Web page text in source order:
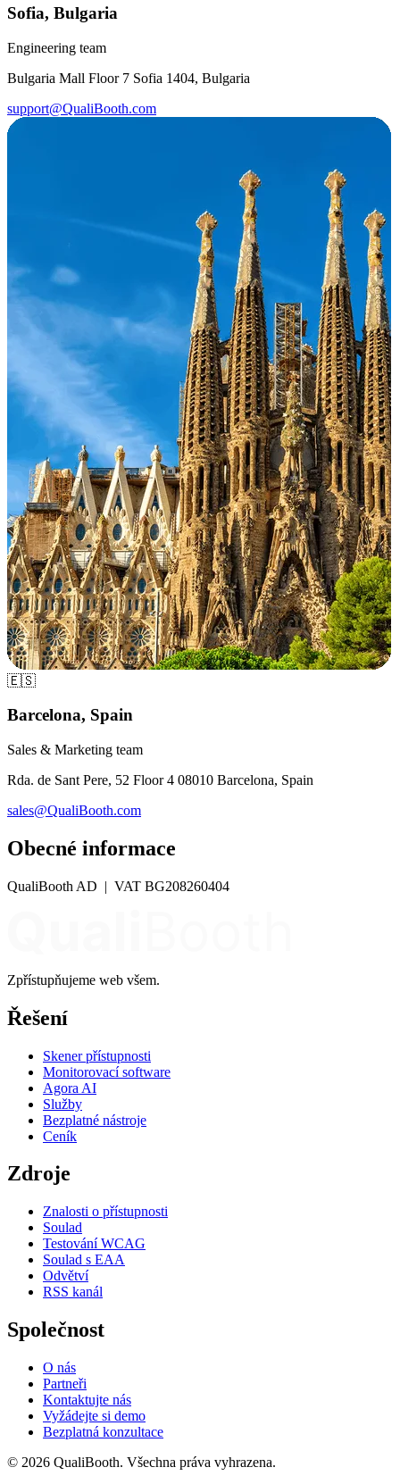
Sofia, Bulgaria
Engineering team
Bulgaria Mall Floor 7 Sofia 1404, Bulgaria
support@QualiBooth.com
🇪🇸
Barcelona, Spain
Sales & Marketing team
Rda. de Sant Pere, 52 Floor 4 08010 Barcelona, Spain
sales@QualiBooth.com
Obecné informace
QualiBooth AD | VAT BG208260404
Zpřístupňujeme web všem.
Řešení
Skener přístupnosti
Monitorovací software
Agora AI
Služby
Bezplatné nástroje
Ceník
Zdroje
Znalosti o přístupnosti
Soulad
Testování WCAG
Soulad s EAA
Odvětví
RSS kanál
Společnost
O nás
Partneři
Kontaktujte nás
Vyžádejte si demo
Bezplatná konzultace
© 2026 QualiBooth. Všechna práva vyhrazena.